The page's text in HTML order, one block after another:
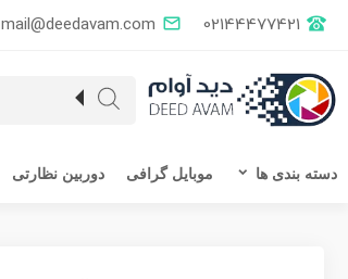
mail@deedavam.com 02144477421
دسته بندی ها موبایل گرافی دوربین نظارتی